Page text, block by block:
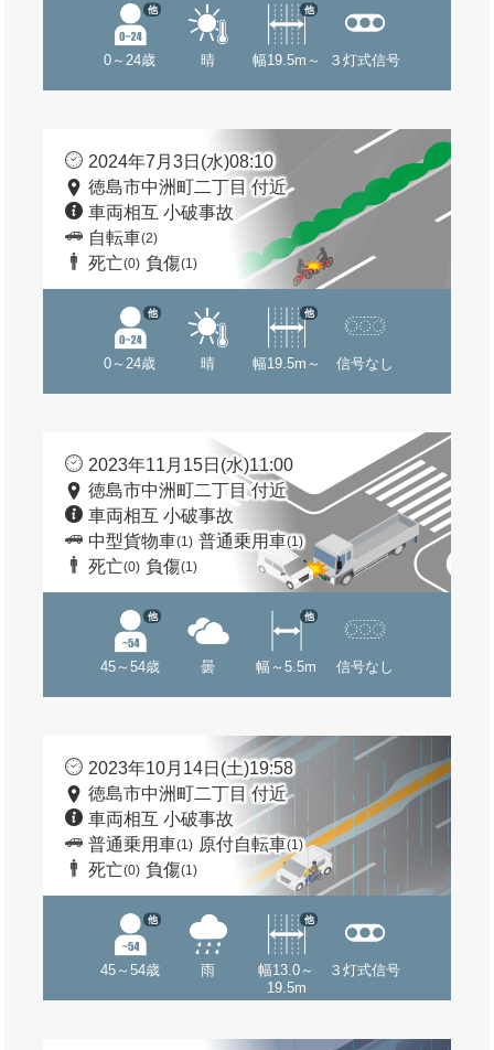
0～24歳
他
晴 幅19.5m～
他
３灯式信号
2024年7月3日(水)08:10
徳島市中洲町二丁目 付近
車両相互 小破事故
自転車(2)
死亡(0) 負傷(1)
0～24歳
他
晴 幅19.5m～
他
信号なし
2023年11月15日(水)11:00
徳島市中洲町二丁目 付近
車両相互 小破事故
中型貨物車(1) 普通乗用車(1)
死亡(0) 負傷(1)
45～54歳
他
曇 幅～5.5m
他
信号なし
2023年10月14日(土)19:58
徳島市中洲町二丁目 付近
車両相互 小破事故
普通乗用車(1) 原付自転車(1)
死亡(0) 負傷(1)
45～54歳
他
雨
幅13.0～
19.5m
他
３灯式信号